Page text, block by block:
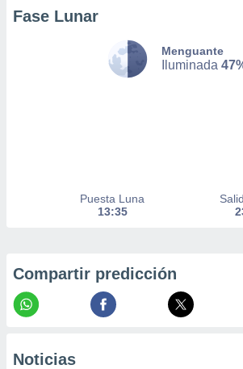
momento
perfiles
Fase Lunar
Menguante
Iluminada
Puesta Luna
13:35
Compartir predicción
Noticias